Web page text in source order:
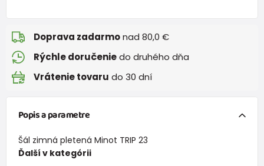
Doprava zadarmonad 80,0 €
Rýchle doručeniedo druhého dňa
Vrátenie tovaru do 30 dní
Popis a parametre
Šál zimná pletená Minot TRIP 23
Ďalší v kategórii